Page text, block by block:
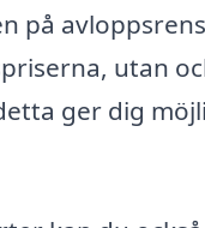
på
utan
ger dig